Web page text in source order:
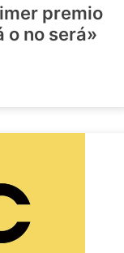
premio
o no será»